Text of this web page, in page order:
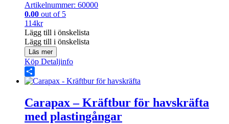
Artikelnummer: 60000
0.00 out of 5
114kr
Lägg till i önskelista
Lägg till i önskelista
Läs mer
Köp Detaljinfo
Share
Carapax – Kräftbur för havskräfta
med plastingångar